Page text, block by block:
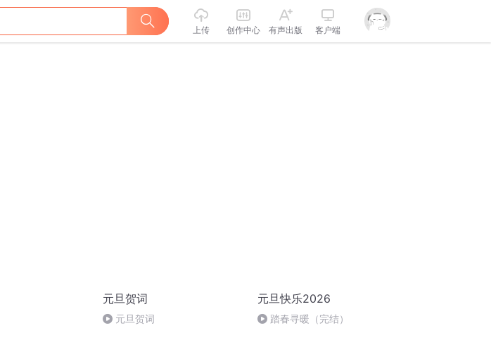
上传 创作中心 有声出版 客户端
元旦贺词
元旦贺词
元旦快乐2026
踏春寻暖（完结）